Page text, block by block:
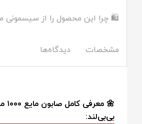
🛍️ چرا این محصول را از سیسمونی
مشخصات دیدگاه‌ها
🌼
بی‌بی‌لند: